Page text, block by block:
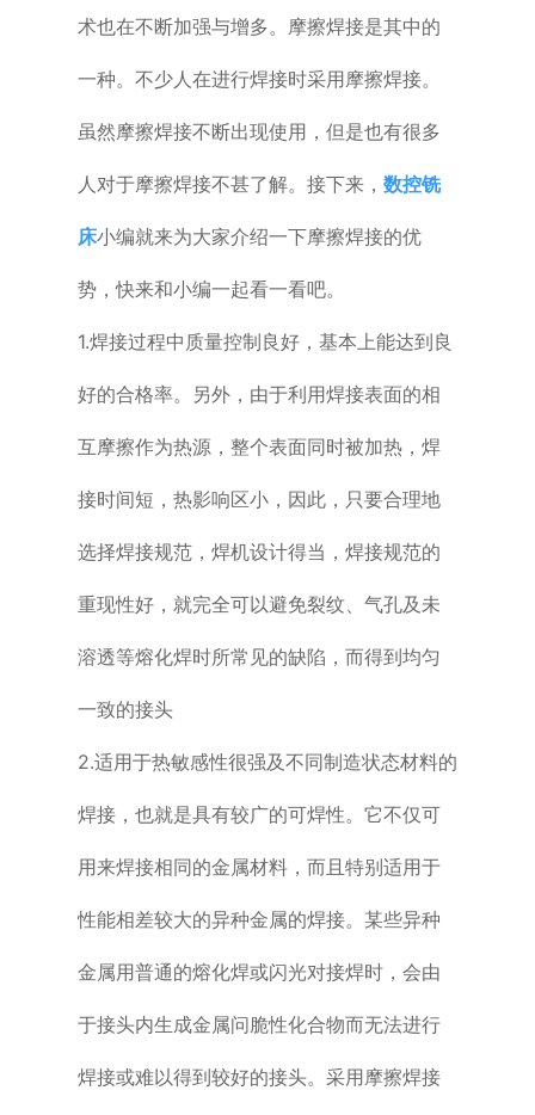
术也在不断加强与增多。摩擦焊接是其中的
一种。不少人在进行焊接时采用摩擦焊接。
虽然摩擦焊接不断出现使用 ，但是也有很多
人对于摩擦焊接不甚了解。接下来， 数控铣
床小编就来为大家介绍一下摩擦焊接的优
势，快来和小编一起看一看吧。
1.焊接过程中质量控制良好，基本上能达到良
好的合格率。另外，由于利用焊接表面的相
互摩擦作为热源，整个表面同时被加热，焊
接时间短，热影响区小， 因此，只要合理地
选择焊接规范，焊机设计得当，焊接规范的
重现性好，就完全可以避免裂纹、气孔及未
溶透等熔化焊时所常见的缺陷，而得到均匀
一致的接头
2.适用于热敏感性很强及不同制造状态材料的
焊接，也就是具有较广的可焊性。它不仅可
用来焊接相同的金属材料，而且特别适用于
性能相差较大的异种金属的焊接。某些异种
金属用普通的熔化焊或闪光对接焊时，会由
于接头内生成金属问脆性化合物而无法进行
焊接或难以得到较好的接头。采用摩擦焊接